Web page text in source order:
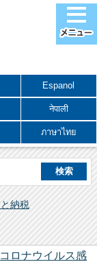
Espanol
नेपाली
ภาษาไทย
納税
ロナウイルス感